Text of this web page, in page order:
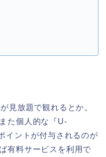
見放題で観れるとか。
た個人的な『U-
イントが付与されるのが
有料サービスを利用で